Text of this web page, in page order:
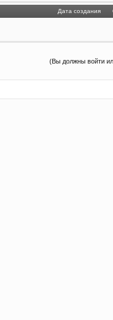
Дата создания
(Вы должны войти